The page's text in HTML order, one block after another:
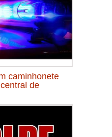
caminhonete
de